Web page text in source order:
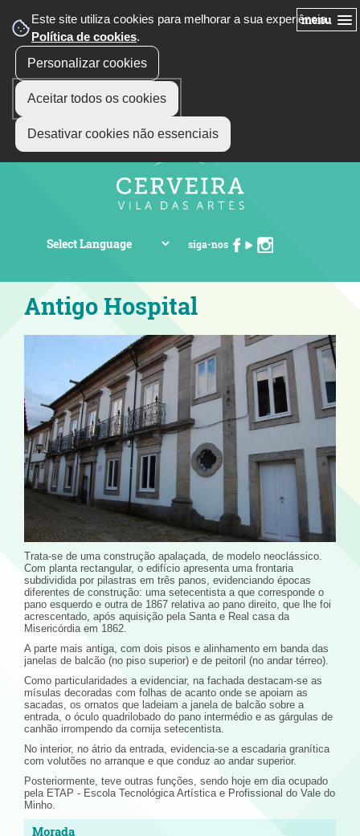
Este site utiliza cookies para melhorar a sua experiência.
Política de cookies.
Personalizar cookies
Aceitar todos os cookies
Desativar cookies não essenciais
menu
siga-nos
Antigo Hospital
Trata-se de uma construção apalaçada, de modelo neoclássico.
Com planta rectangular, o edifício apresenta uma frontaria
subdividida por pilastras em três panos, evidenciando épocas
diferentes de construção: uma setecentista a que corresponde o
pano esquerdo e outra de 1867 relativa ao pano direito, que lhe foi
acrescentado, após aquisição pela Santa e Real casa da
Misericórdia em 1862.
A parte mais antiga, com dois pisos e alinhamento em banda das
janelas de balcão (no piso superior) e de peitoril (no andar térreo).
Como particularidades a evidenciar, na fachada destacam-se as
mísulas decoradas com folhas de acanto onde se apoiam as
sacadas, os ornatos que ladeiam a janela de balcão sobre a
entrada, o óculo quadrilobado do pano intermédio e as gárgulas de
canhão irrompendo da cornija setecentista.
No interior, no átrio da entrada, evidencia-se a escadaria granítica
com volutões no arranque e que conduz ao andar superior.
Posteriormente, teve outras funções, sendo hoje em dia ocupado
pela ETAP - Escola Tecnológica Artística e Profissional do Vale do
Minho.